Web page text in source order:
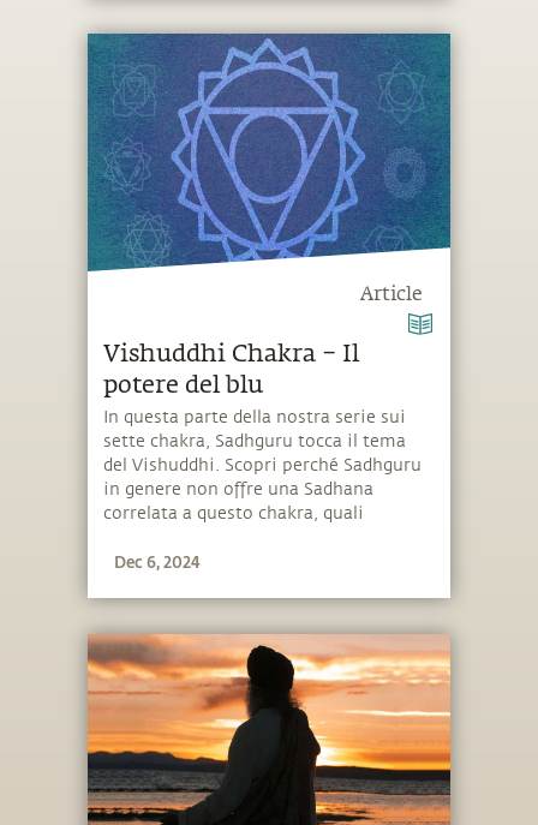
Article
Vishuddhi Chakra – Il
potere del blu
In questa parte della nostra serie sui
sette chakra, Sadhguru tocca il tema
del Vishuddhi. Scopri perché Sadhguru
in genere non offre una Sadhana
correlata a questo chakra, quali
come è collegato ad Adiyogi e al colore
Dec 6, 2024